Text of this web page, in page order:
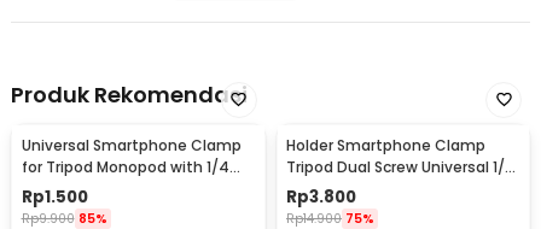
Produk Rekomendasi
Universal Smartphone Clamp
for Tripod Monopod with 1/4
Inch Screw Hole M - SC-M
Rp1.500
Rp9.900 85%
Holder Smartphone Clamp
Tripod Dual Screw Universal 1/4
Inch - RV79
Rp3.800
Rp14.900 75%